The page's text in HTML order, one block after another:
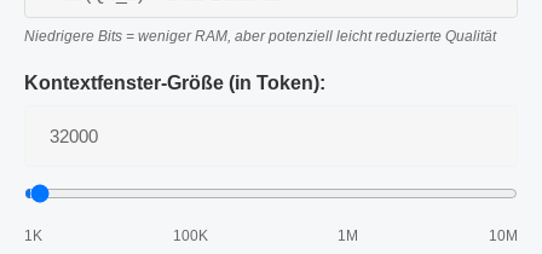
Niedrigere Bits = weniger RAM, aber potenziell leicht reduzierte Qualität
Kontextfenster-Größe (in Token):
1K 100K 1M 10M